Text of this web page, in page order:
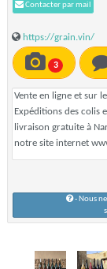
Contacter par mail
https://grain.vin/
3
Vente en ligne et sur
Expéditions des colis
livraison gratuite à
notre site internet
- Nous